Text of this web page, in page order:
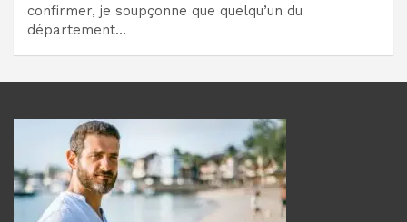
confirmer, je soupçonne que quelqu’un du
département…